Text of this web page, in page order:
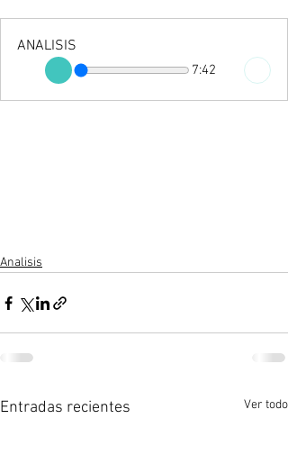
ANALISIS
7:42
Analisis
Entradas recientes Ver todo